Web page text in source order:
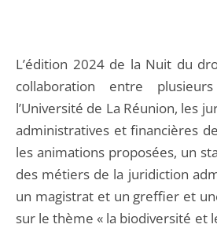
L’édition 2024 de la Nuit du
collaboration entre
l’Université de La Réunion, les
administratives et financières
les animations proposées, un
des métiers de la juridiction
un magistrat et un greffier et
sur le thème « la biodiversité et